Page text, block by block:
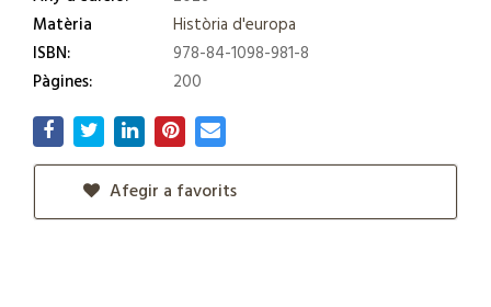
Matèria
Història d'europa
ISBN:
978-84-1098-981-8
Pàgines:
200
Afegir a favorits